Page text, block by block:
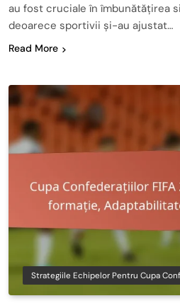
au fost cruciale în îmbunătățirea
deoarece sportivii și-au ajustat…
Read More
Strategiile Echipelor Pentru Cupa